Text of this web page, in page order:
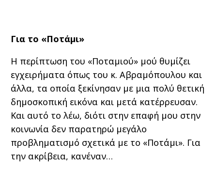
Για το «Ποτάμι»
Η περίπτωση του «Ποταμιού» μού θυμίζει
εγχειρήματα όπως του κ. Αβραμόπουλου και
άλλα, τα οποία ξεκίνησαν με μια πολύ θετική
δημοσκοπική εικόνα και μετά κατέρρευσαν.
Και αυτό το λέω, διότι στην επαφή μου στην
κοινωνία δεν παρατηρώ μεγάλο
προβληματισμό σχετικά με το «Ποτάμι». Για
την ακρίβεια, κανέναν…